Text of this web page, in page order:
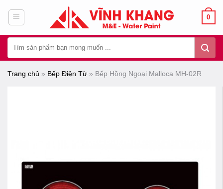
dung
0
kiếm:
Trang chủ » Bếp Điện Từ » Bếp Hồng Ngoại Malloca MH-02R